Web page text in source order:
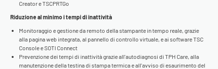
Creator e TSCPRTGo
Riduzione al minimo i tempi di inattività
Monitoraggio e gestione da remoto della stampante in tempo reale, grazie
alla pagina web integrata, al pannello di controllo virtuale, e ai software TSC
Console e SOTI Connect
Prevenzione dei tempi di inattività grazie all'autodiagnosi di TPH Care, alla
manutenzione della testina di stampa termica e all'avviso di esaurimento del